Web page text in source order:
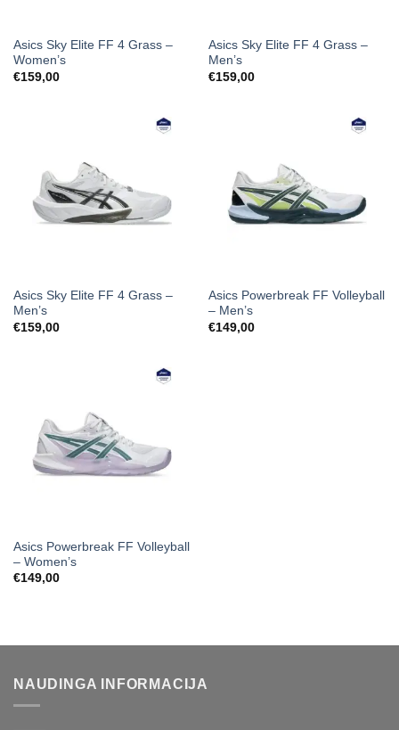
Asics Sky Elite FF 4 Grass –
Women’s
€159,00
Asics Sky Elite FF 4 Grass –
Men’s
€159,00
Asics Sky Elite FF 4 Grass –
Men’s
€159,00
Asics Powerbreak FF Volleyball
– Men’s
€149,00
Asics Powerbreak FF Volleyball
– Women’s
€149,00
NAUDINGA INFORMACIJA